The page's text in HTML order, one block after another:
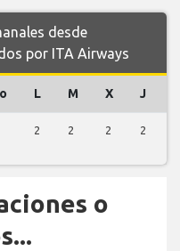
desde
por ITA Airways
L M X J
2 2 2 2
o